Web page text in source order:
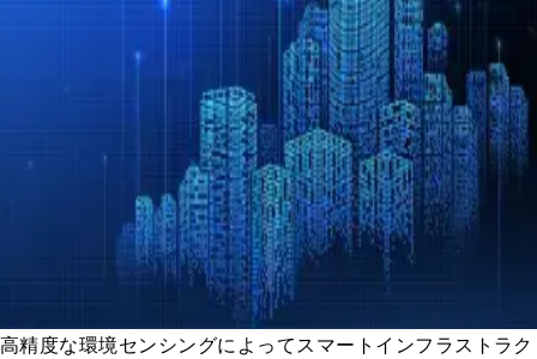
高精度な環境センシングによってスマートインフラストラク